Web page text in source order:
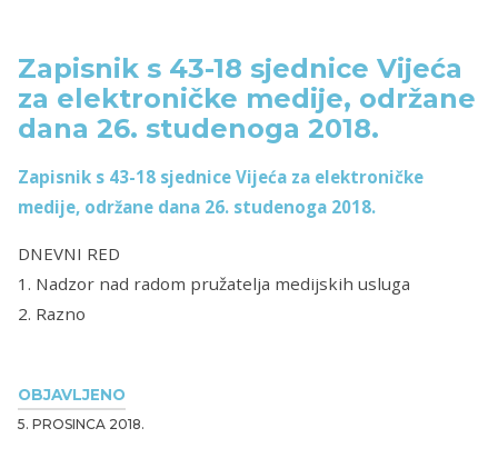
OBJAVLJENO
5. PROSINCA 2018.
Zapisnik s 43-18 sjednice Vijeća
za elektroničke medije, održane
dana 26. studenoga 2018.
Zapisnik s 43-18 sjednice Vijeća za elektroničke
medije, održane dana 26. studenoga 2018.
DNEVNI RED
1. Nadzor nad radom pružatelja medijskih usluga
2. Razno